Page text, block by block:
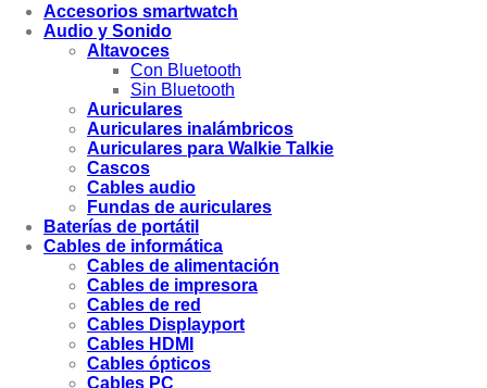
Accesorios smartwatch
Audio y Sonido
Altavoces
Con Bluetooth
Sin Bluetooth
Auriculares
Auriculares inalámbricos
Auriculares para Walkie Talkie
Cascos
Cables audio
Fundas de auriculares
Baterías de portátil
Cables de informática
Cables de alimentación
Cables de impresora
Cables de red
Cables Displayport
Cables HDMI
Cables ópticos
Cables PC